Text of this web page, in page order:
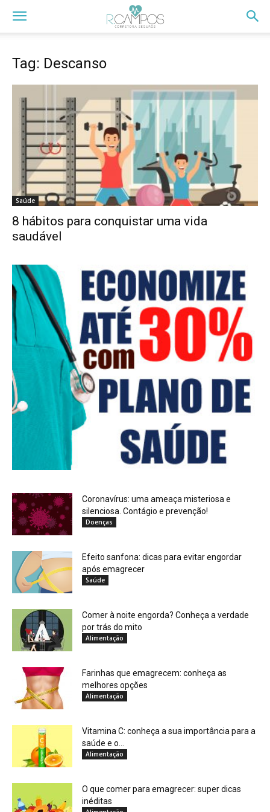
Tag: Descanso
Saúde
8 hábitos para conquistar uma vida
saudável
Coronavírus: uma ameaça misteriosa e
silenciosa. Contágio e prevenção!
Doenças
Efeito sanfona: dicas para evitar engordar
após emagrecer
Saúde
Comer à noite engorda? Conheça a verdade
por trás do mito
Alimentação
Farinhas que emagrecem: conheça as
melhores opções
Alimentação
Vitamina C: conheça a sua importância para a
saúde e o...
Alimentação
O que comer para emagrecer: super dicas
inéditas